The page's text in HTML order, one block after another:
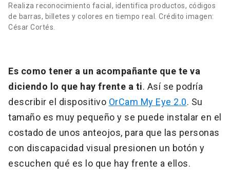
Realiza reconocimiento facial, identifica productos, códigos
de barras, billetes y colores en tiempo real. Crédito imagen:
César Cortés.
Es como tener a un acompañante que te va
diciendo lo que hay frente a ti. Así se podría
describir el dispositivo OrCam My Eye 2.0. Su
tamaño es muy pequeño y se puede instalar en el
costado de unos anteojos, para que las personas
con discapacidad visual presionen un botón y
escuchen qué es lo que hay frente a ellos.